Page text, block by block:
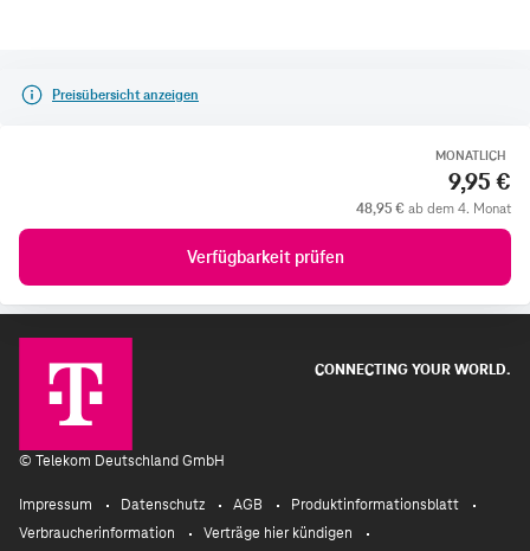
Preisübersicht anzeigen
MONATLICH
9,95 €
48,95 € ab dem 4. Monat
Verfügbarkeit prüfen
CONNECTING YOUR WORLD.
© Telekom Deutschland GmbH
Impressum Datenschutz AGB
Produktinformationsblatt
Verbraucherinformation
Verträge hier kündigen